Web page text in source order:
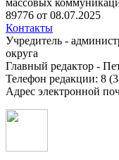
массовых
89776 от 08.07.2025
Контакты
Учредитель -
округа
Главный редактор -
Телефон редакции: 8
Адрес электронной